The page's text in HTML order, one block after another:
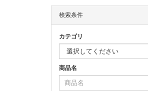
検索条件
カテゴリ
商品名